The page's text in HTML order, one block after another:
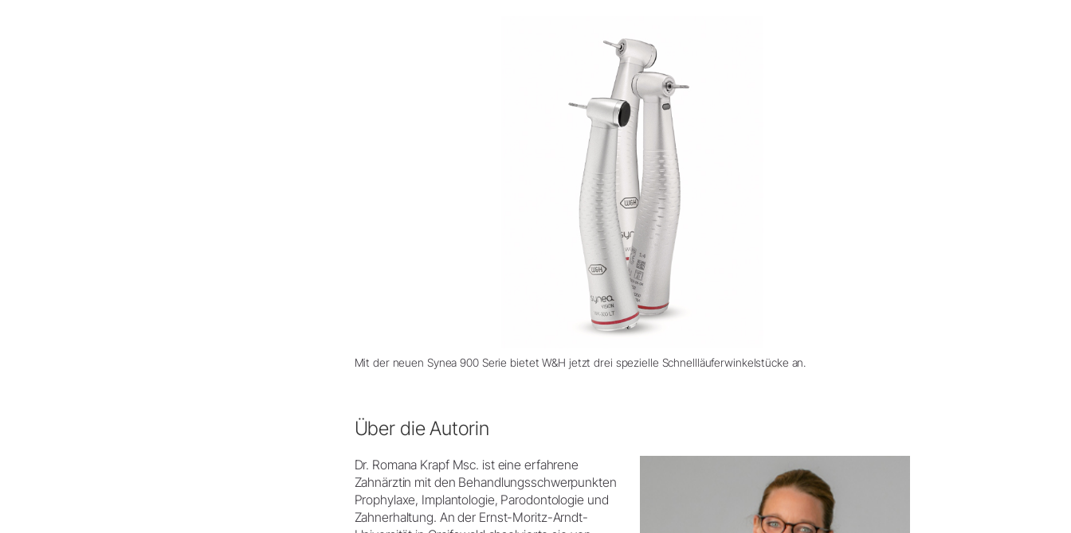
Mit der neuen Synea 900 Serie bietet W&H jetzt drei spezielle Schnellläuferwinkelstücke an.
Über die Autorin
Dr. Romana Krapf Msc. ist eine erfahrene
Zahnärztin mit den Behandlungsschwerpunkten
Prophylaxe, Implantologie, Parodontologie und
Zahnerhaltung. An der Ernst-Moritz-Arndt-